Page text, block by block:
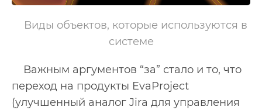
Виды объектов, которые используются в
системе
Важным аргументов “за” стало и то, что
переход на продукты EvaProject
(улучшенный аналог Jira для управления